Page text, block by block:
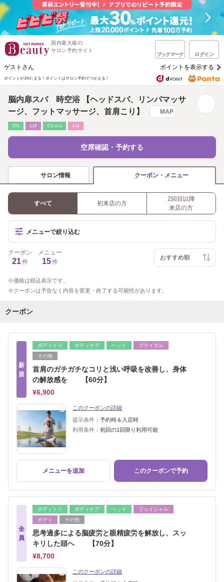
国内最大級の
サロン予約サイト
ブックマーク ログイン
ゲストさん ポイントを表示する
ポイントが1%たまる！ ポイントはサロン予約でつかえる！
脳内扉スパ 時空浴 【ヘッドスパ、リンパマッサ
ージ、フットマッサージ、首肩こり】
MAP
ﾘﾗｸ ｴｽﾃ ﾘﾌﾚｯｼｭ ﾈｲﾙ
空席確認・予約する
サロン情報 クーポン・メニュー
すべて 初来店の方
2回目以降
来店の方
メニューで絞り込む
クーポン
21件
メニュー
15件
価格は税込表示です。
クーポンは予告なく内容を変更・終了する可能性があります。
クーポン
新
規
ボディトリ ボディケア ヘッド
ブライダル
その他
首肩のガチガチなコリと浅い呼吸を改善し、身体
の解放感を 【60分】
¥6,900
このクーポンの詳細
提示条件： 予約時＆入店時
利用条件： 初回の1回限り利用可能
メニューを追加 このクーポンで予約
全
員
ボディトリ ボディケア ヘッド
フェイシャル
ボディ
その他
思考過多による脳疲労と眼精疲労を解放し、スッ
キリした頭へ 【70分】
¥8,700
このクーポンの詳細